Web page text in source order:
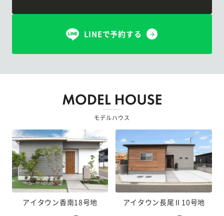
LINEで予約する
モデルハウス
アイタウン香南18号地 アイタウン長尾Ⅱ10号地